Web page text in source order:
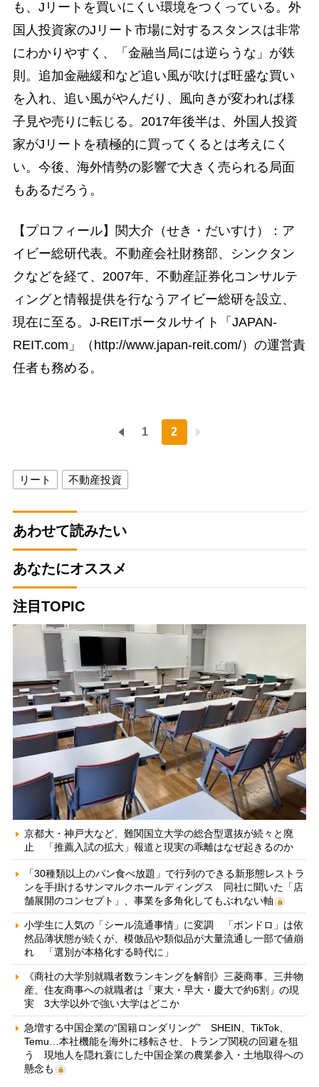
も、Jリートを買いにくい環境をつくっている。外
国人投資家のJリート市場に対するスタンスは非常
にわかりやすく、「金融当局には逆らうな」が鉄
則。追加金融緩和など追い風が吹けば旺盛な買い
を入れ、追い風がやんだり、風向きが変われば様
子見や売りに転じる。2017年後半は、外国人投資
家がJリートを積極的に買ってくるとは考えにく
い。今後、海外情勢の影響で大きく売られる局面
もあるだろう。
【プロフィール】関大介（せき・だいすけ）：ア
イビー総研代表。不動産会社財務部、シンクタン
クなどを経て、2007年、不動産証券化コンサルテ
ィングと情報提供を行なうアイビー総研を設立、
現在に至る。J-REITポータルサイト「JAPAN-
REIT.com」（http://www.japan-reit.com/）の運営責
任者も務める。
1 2
リート 不動産投資
あわせて読みたい
あなたにオススメ
注目TOPIC
京都大・神戸大など、難関国立大学の総合型選抜が続々と廃
止 「推薦入試の拡大」報道と現実の乖離はなぜ起きるのか
「30種類以上のパン食べ放題」で行列のできる新形態レストラ
ンを手掛けるサンマルクホールディングス 同社に聞いた「店
舗展開のコンセプト」、事業を多角化してもぶれない軸
小学生に人気の「シール流通事情」に変調 「ボンドロ」は依
然品薄状態が続くが、模倣品や類似品が大量流通し一部で値崩
れ 「選別が本格化する時代に」
《商社の大学別就職者数ランキングを解剖》三菱商事、三井物
産、住友商事への就職者は「東大・早大・慶大で約6割」の現
実 3大学以外で強い大学はどこか
急増する中国企業の“国籍ロンダリング” SHEIN、TikTok、
Temu…本社機能を海外に移転させ、トランプ関税の回避を狙
う 現地人を隠れ蓑にした中国企業の農業参入・土地取得への
懸念も